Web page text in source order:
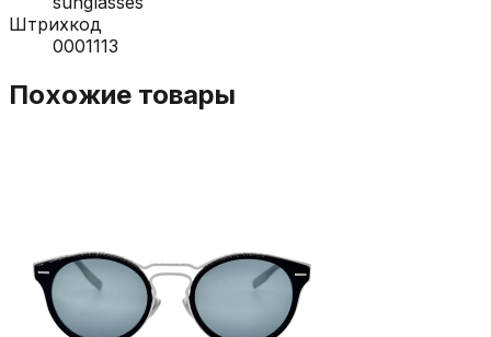
Штрихкод
0001113
Похожие товары